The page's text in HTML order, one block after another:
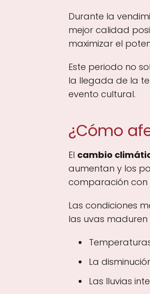
Durante la
mejor calidad
maximizar el
Este periodo no
la llegada de la
evento cultural.
¿Cómo
El cambio
aumentan y los
comparación con
Las condiciones
las uvas
La
Las lluvias